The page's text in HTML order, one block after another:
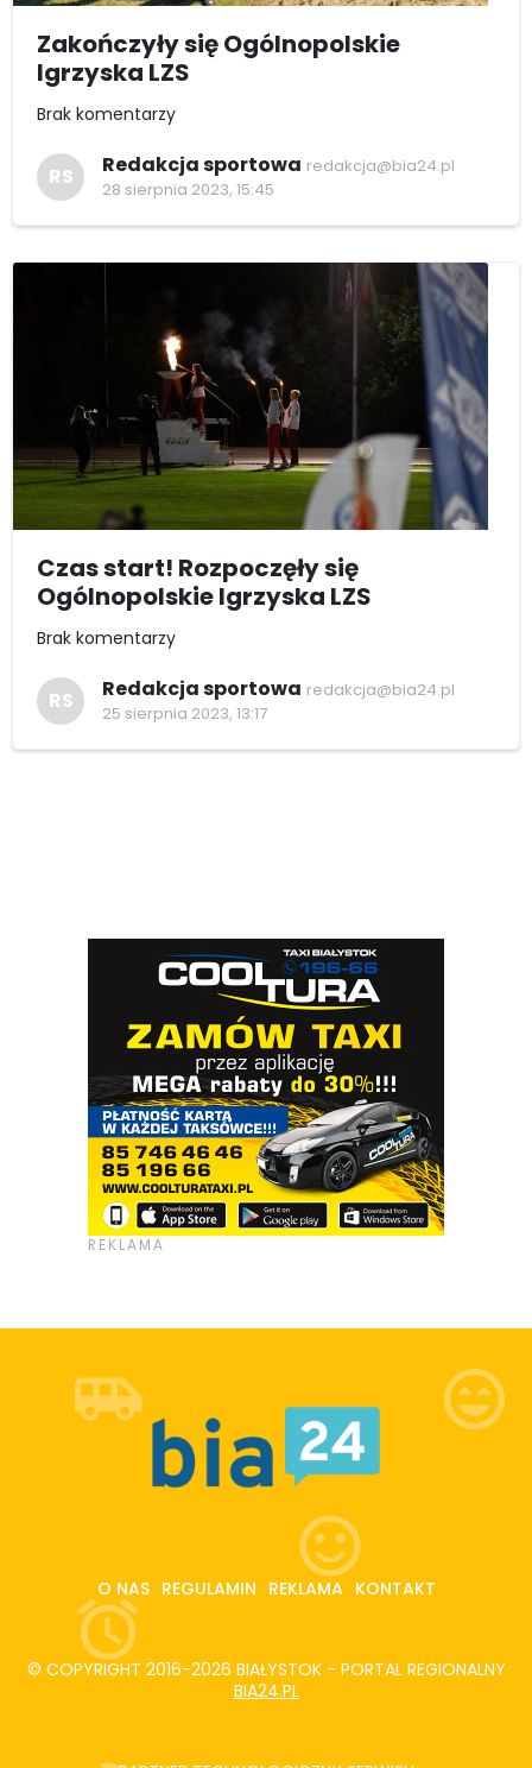
Zakończyły się Ogólnopolskie
Igrzyska LZS
Brak komentarzy
RS Redakcja sportowa redakcja@bia24.pl
28 sierpnia 2023, 15:45
Czas start! Rozpoczęły się
Ogólnopolskie Igrzyska LZS
Brak komentarzy
RS Redakcja sportowa redakcja@bia24.pl
25 sierpnia 2023, 13:17
O NAS REGULAMIN REKLAMA KONTAKT
© COPYRIGHT 2016-2026 BIAŁYSTOK - PORTAL REGIONALNY
BIA24.PL